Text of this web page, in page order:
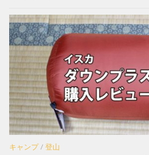
キャンプ/ 登山